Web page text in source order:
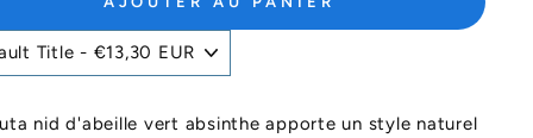
nid d'abeille vert absinthe apporte un style naturel